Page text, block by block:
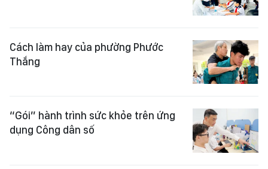
Cách làm hay của phường Phước
Thắng
“Gói” hành trình sức khỏe trên ứng
dụng Công dân số